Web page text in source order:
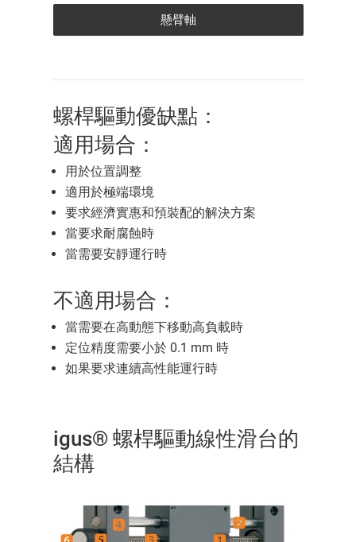
懸臂軸
螺桿驅動優缺點：
適用場合：
用於位置調整
適用於極端環境
要求經濟實惠和預裝配的解決方案
當要求耐腐蝕時
當需要安靜運行時
不適用場合：
當需要在高動態下移動高負載時
定位精度需要小於 0.1 mm 時
如果要求連續高性能運行時
igus® 螺桿驅動線性滑台的
結構